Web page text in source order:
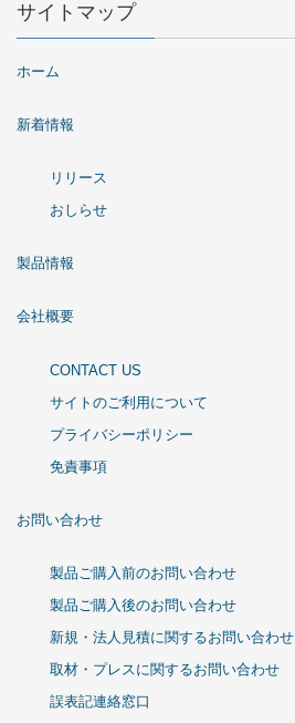
サイトマップ
ホーム
新着情報
リリース
おしらせ
製品情報
会社概要
CONTACT US
サイトのご利用について
プライバシーポリシー
免責事項
お問い合わせ
製品ご購入前のお問い合わせ
製品ご購入後のお問い合わせ
新規・法人見積に関するお問い合わせ
取材・プレスに関するお問い合わせ
誤表記連絡窓口